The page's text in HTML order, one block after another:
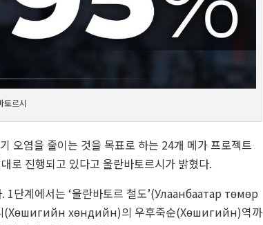
토르시
오염을 줄이는 것을 목표로 하는 24개 메가 프로젝트
로 진행되고 있다고 울란바토르시가 밝혔다.
1단계에서는 ‘울란바토르 철도’(Улаанбаатар төмөр
리(Хөшигийн хөндийн)의 우후죽순(Хөшигийн)역까